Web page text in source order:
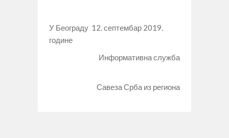
У Београду 12. септембар 2019.
године
Информативна служба
Савеза Срба из региона